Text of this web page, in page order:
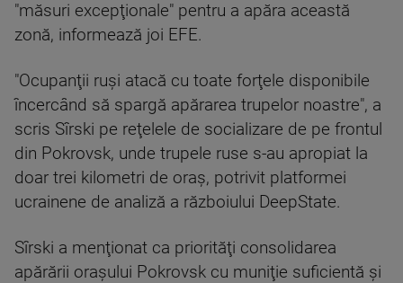
"măsuri excepţionale" pentru a apăra această
zonă, informează joi EFE.
"Ocupanţii ruşi atacă cu toate forţele disponibile
încercând să spargă apărarea trupelor noastre", a
scris Sîrski pe reţelele de socializare de pe frontul
din Pokrovsk, unde trupele ruse s-au apropiat la
doar trei kilometri de oraş, potrivit platformei
ucrainene de analiză a războiului DeepState.
Sîrski a menţionat ca priorităţi consolidarea
apărării oraşului Pokrovsk cu muniţie suficientă şi